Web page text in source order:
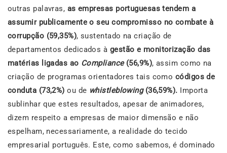
outras palavras, as empresas portuguesas tendem a
assumir publicamente o seu compromisso no combate à
corrupção (59,35%), sustentado na criação de
departamentos dedicados à gestão e monitorização das
matérias ligadas ao Compliance(56,9%), assim como na
criação de programas orientadores tais como códigos de
conduta (73,2%) ou de whistleblowing(36,59%). Importa
sublinhar que estes resultados, apesar de animadores,
dizem respeito a empresas de maior dimensão e não
espelham, necessariamente, a realidade do tecido
empresarial português. Este, como sabemos, é dominado